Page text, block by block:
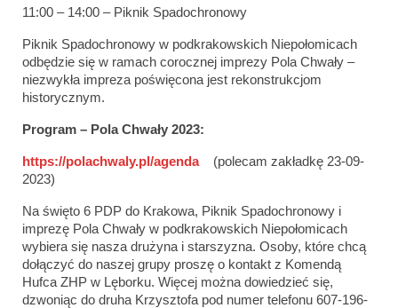
11:00 – 14:00 – Piknik Spadochronowy
Piknik Spadochronowy w podkrakowskich Niepołomicach
odbędzie się w ramach corocznej imprezy Pola Chwały –
niezwykła impreza poświęcona jest rekonstrukcjom
historycznym.
Program – Pola Chwały 2023:
https://polachwaly.pl/agenda
(polecam zakładkę 23-09-
2023)
Na święto 6 PDP do Krakowa, Piknik Spadochronowy i
imprezę Pola Chwały w podkrakowskich Niepołomicach
wybiera się nasza drużyna i starszyzna. Osoby, które chcą
dołączyć do naszej grupy proszę o kontakt z Komendą
Hufca ZHP w Lęborku. Więcej można dowiedzieć się,
dzwoniąc do druha Krzysztofa pod numer telefonu 607-196-